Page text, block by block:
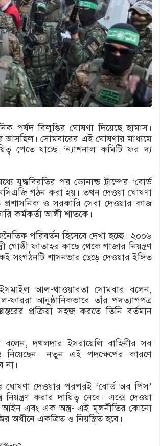
পর্ষদ বিলুপ্তির ঘোষণা দিয়েছে হামাস।
আসছিল। সোমবারের এই ঘোষণার মাধ্যমে
পেতে যাচ্ছে ‘ন্যাশনাল কমিটি ফর দ্য
যুদ্ধবিরতির পর ডোনাল্ড ট্রাম্পের ‘বোর্ড
গঠন করা হয়। তখন দেওয়া ঘোষণা
ও সরকারি সেবা দেওয়ার কাজ
কর্মকর্তা আলী শাতকে।
পরিবর্তন হিসেবে দেখা হচ্ছে। ২০০৬
গোষ্ঠী ফাতাহর কাছে থেকে গাজার নিয়ন্ত্রণ
সংগঠনটি শাসনভার ছেড়ে দেওয়ার ইঙ্গিত
ইসমাইল আল-থাওয়াবতা সোমবার বলেন,
আনুষ্ঠানিকভাবে তাঁর পদত্যাগপত্র
প্রক্রিয়া সহজ করতে তিনি বর্তমান
দখলদার ইসরায়েলি বাহিনীর সব
নিয়েছেন। নতুন এই পদক্ষেপের কারণে
না।
ঘোষণা দেওয়ার পরপরই ‘বোর্ড অব পিস’
করার দায়িত্ব নেবে। এক্সে দেওয়া
এবং এক অস্ত্র- এই মূলনীতির কোনো
অধীনে একত্রিত ও নিয়ন্ত্রিত হবে।